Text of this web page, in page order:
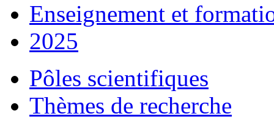
Enseignement et
2025
Pôles scientifiques
Thèmes de recherche